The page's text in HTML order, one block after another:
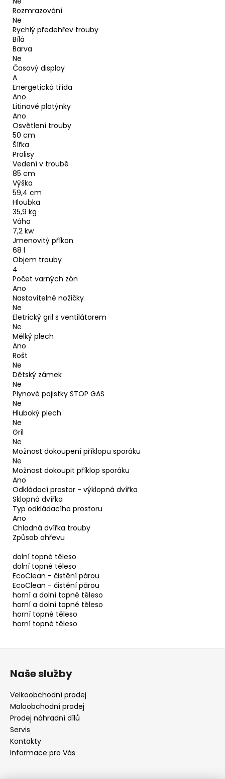
Rozmrazování
Ne
Rychlý předehřev trouby
Bílá
Barva
Ne
Časový display
A
Energetická třída
Ano
Litinové plotýnky
Ano
Osvětlení trouby
50 cm
Šířka
Prolisy
Vedení v troubě
85 cm
Výška
59,4 cm
Hloubka
35,9 kg
Váha
7,2 kw
Jmenovitý příkon
68 l
Objem trouby
4
Počet varných zón
Ano
Nastavitelné nožičky
Ne
Eletrický gril s ventilátorem
Ne
Mělký plech
Ano
Rošt
Ne
Dětský zámek
Ne
Plynové pojistky STOP GAS
Ne
Hluboký plech
Ne
Gril
Ne
Možnost dokoupení příklopu sporáku
Ne
Možnost dokoupit příklop sporáku
Ano
Odkládací prostor - výklopná dvířka
Sklopná dvířka
Typ odkládacího prostoru
Ano
Chladná dvířka trouby
Způsob ohřevu
dolní topné těleso
dolní topné těleso
EcoClean - čistění párou
EcoClean - čistění párou
horní a dolní topné těleso
horní a dolní topné těleso
horní topné těleso
horní topné těleso
Naše služby
Velkoobchodní prodej
Maloobchodní prodej
Prodej náhradní dílů
Servis
Kontakty
Informace pro Vás